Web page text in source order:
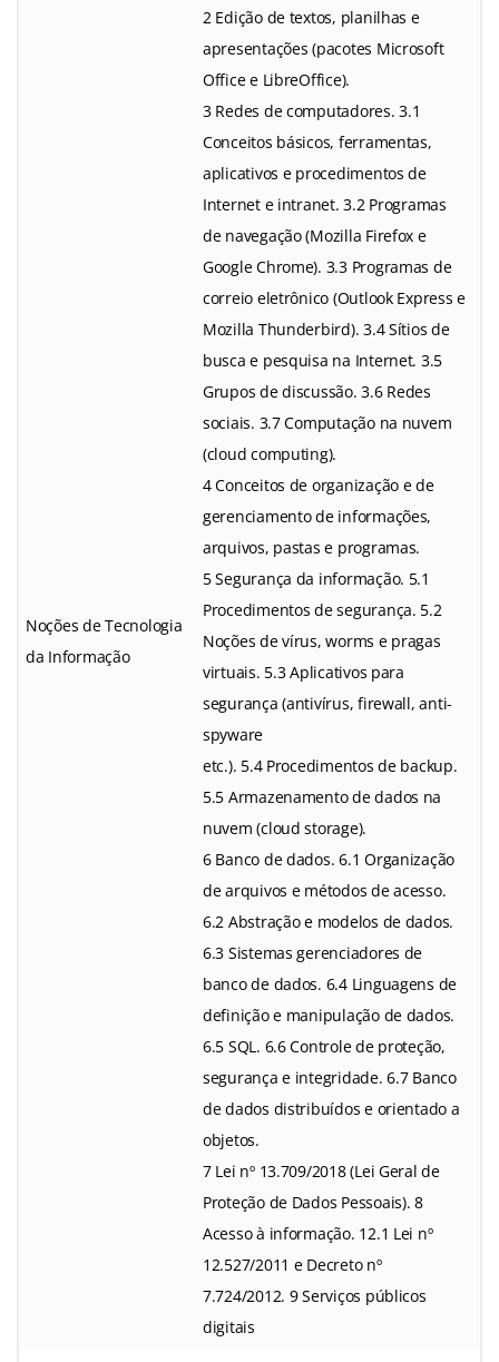
Noções de Tecnologia
da Informação
2 Edição de textos, planilhas e
apresentações (pacotes Microsoft
Office e LibreOffice).
3 Redes de computadores. 3.1
Conceitos básicos, ferramentas,
aplicativos e procedimentos de
Internet e intranet. 3.2 Programas
de navegação (Mozilla Firefox e
Google Chrome). 3.3 Programas de
correio eletrônico (Outlook Express e
Mozilla Thunderbird). 3.4 Sítios de
busca e pesquisa na Internet. 3.5
Grupos de discussão. 3.6 Redes
sociais. 3.7 Computação na nuvem
(cloud computing).
4 Conceitos de organização e de
gerenciamento de informações,
arquivos, pastas e programas.
5 Segurança da informação. 5.1
Procedimentos de segurança. 5.2
Noções de vírus, worms e pragas
virtuais. 5.3 Aplicativos para
segurança (antivírus, firewall, anti-
spyware
etc.). 5.4 Procedimentos de backup.
5.5 Armazenamento de dados na
nuvem (cloud storage).
6 Banco de dados. 6.1 Organização
de arquivos e métodos de acesso.
6.2 Abstração e modelos de dados.
6.3 Sistemas gerenciadores de
banco de dados. 6.4 Linguagens de
definição e manipulação de dados.
6.5 SQL. 6.6 Controle de proteção,
segurança e integridade. 6.7 Banco
de dados distribuídos e orientado a
objetos.
7 Lei nº 13.709/2018 (Lei Geral de
Proteção de Dados Pessoais). 8
Acesso à informação. 12.1 Lei nº
12.527/2011 e Decreto nº
7.724/2012. 9 Serviços públicos
digitais